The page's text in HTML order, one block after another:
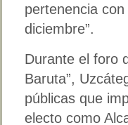
pertenencia
diciembre”.
Durante el foro
Baruta”,
públicas que
electo como